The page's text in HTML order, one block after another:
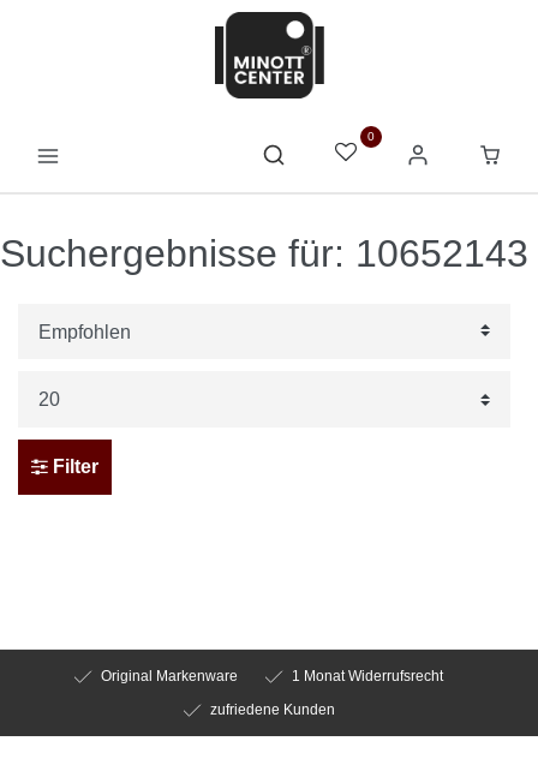
0
Suchergebnisse für: 10652143
Filter
Original Markenware
1 Monat Widerrufsrecht
zufriedene Kunden